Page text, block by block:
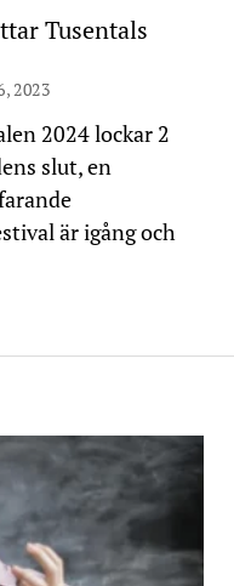
Tusentals
2023
2024 lockar 2
slut, en
är igång och